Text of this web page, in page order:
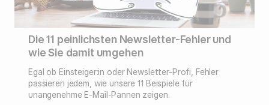
Die 11 peinlichsten Newsletter-Fehler und
wie Sie damit umgehen
Egal ob Einsteiger:in oder Newsletter-Profi, Fehler
passieren jedem, wie unsere 11 Beispiele für
unangenehme E-Mail-Pannen zeigen.